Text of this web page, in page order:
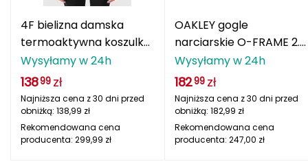
SELECT
SIGNA
SILVINI
SKY
SPURT
4F bielizna damska
termoaktywna koszulka
4FWAW25USEAF201
czarna
Wysyłamy w 24h
13899 zł
Najniższa cena z 30 dni przed
obniżką: 138,99 zł
Rekomendowana cena
producenta: 299,99 zł
OAKLEY gogle
narciarskie O-FRAME 2.0
PRO L
Wysyłamy w 24h
18299 zł
Najniższa cena z 30 dni przed
obniżką: 182,99 zł
Rekomendowana cena
producenta: 247,00 zł